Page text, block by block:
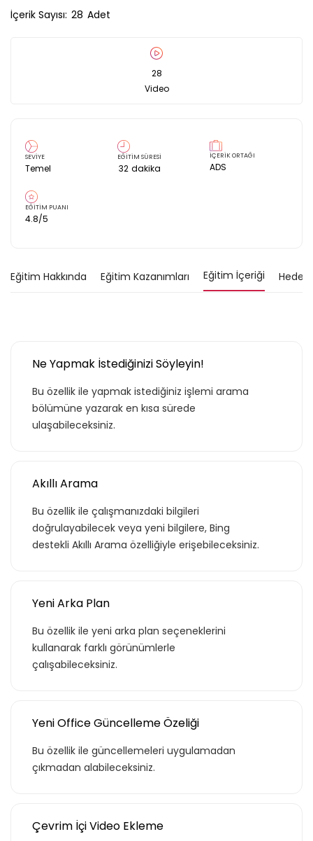
İçerik Sayısı: 28 Adet
28
Video
SEVİYE
Temel
EĞİTİM SÜRESİ
32 dakika
İÇERİK ORTAĞI
ADS
EĞİTİM PUANI
4.8/5
Eğitim Hakkında Eğitim Kazanımları Eğitim İçeriği Hedef
Ne Yapmak İstediğinizi Söyleyin!
Bu özellik ile yapmak istediğiniz işlemi arama
bölümüne yazarak en kısa sürede
ulaşabileceksiniz.
Akıllı Arama
Bu özellik ile çalışmanızdaki bilgileri
doğrulayabilecek veya yeni bilgilere, Bing
destekli Akıllı Arama özelliğiyle erişebileceksiniz.
Yeni Arka Plan
Bu özellik ile yeni arka plan seçeneklerini
kullanarak farklı görünümlerle
çalışabileceksiniz.
Yeni Office Güncelleme Özeliği
Bu özellik ile güncellemeleri uygulamadan
çıkmadan alabileceksiniz.
Çevrim İçi Video Ekleme